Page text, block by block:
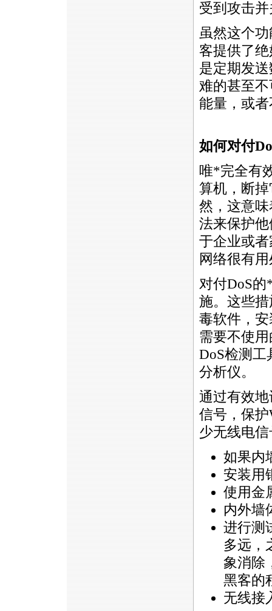
受到攻击
虽然这个
客提供了
是定期发
难的甚至
能量，或
如何对付
唯*完全有
算机，断
然，这意
法来保护
于企业或
网络很有
对付DoS的
施。这些
毒软件，
需要不使
DoS检测工
分析仪。
通过有效
信号，保
少无线电
如果内
安装用
使用金
内外墙
进行测
多远，
象消除
黑客的
无线接